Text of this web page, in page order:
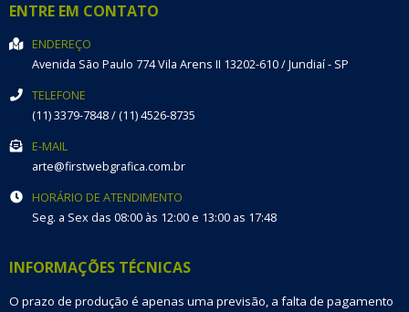
ENTRE EM CONTATO
ENDEREÇO
Avenida São Paulo 774Vila Arens II 13202-610/Jundiaí- SP
TELEFONE
(11) 3379-7848 / (11) 4526-8735
E-MAIL
arte@firstwebgrafica.com.br
HORÁRIO DE ATENDIMENTO
Seg. a Sex das 08:00 às 12:00 e 13:00 as 17:48
INFORMAÇÕES TÉCNICAS
O prazo de produção é apenas uma previsão, a falta de pagamento